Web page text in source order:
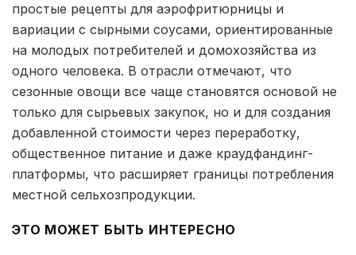
простые рецепты для аэрофритюрницы и
вариации с сырными соусами, ориентированные
на молодых потребителей и домохозяйства из
одного человека. В отрасли отмечают, что
сезонные овощи все чаще становятся основой не
только для сырьевых закупок, но и для создания
добавленной стоимости через переработку,
общественное питание и даже краудфандинг-
платформы, что расширяет границы потребления
местной сельхозпродукции.
ЭТО МОЖЕТ БЫТЬ ИНТЕРЕСНО